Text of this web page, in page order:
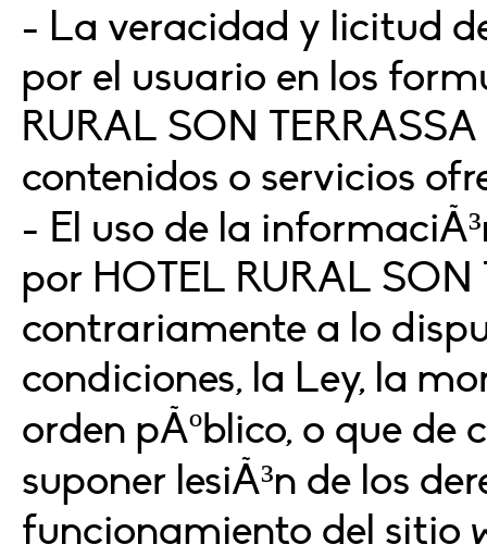
- La veracidad y licitud
por el usuario en los
RURAL SON
contenidos o servicios
- El uso de la
por HOTEL RURAL SON
contrariamente a lo
condiciones, la Ley, la
orden pÃºblico, o que
suponer lesiÃ³n de los
funcionamiento del sitio